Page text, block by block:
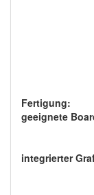
Fertigung:
geeignete
integrierter